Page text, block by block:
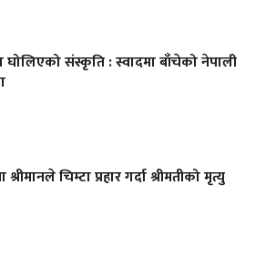
घोलिएको संस्कृति : स्वादमा बाँचेको नेपाली
श्रीमानले चिम्टा प्रहार गर्दा श्रीमतीको मृत्यु